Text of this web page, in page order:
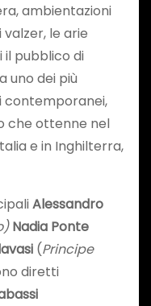
ambientazioni
le arie
il pubblico di
uno dei più
contemporanei,
che ottenne nel
e in Inghilterra,
Alessandro
Nadia Ponte
(Principe
diretti